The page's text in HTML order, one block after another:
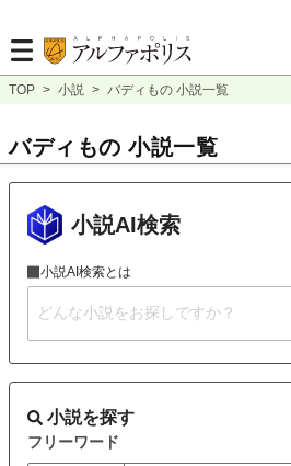
TOP > 小説 > バディもの 小説一覧
バディもの 小説一覧
小説AI検索
小説AI検索とは
小説を探す
フリーワード